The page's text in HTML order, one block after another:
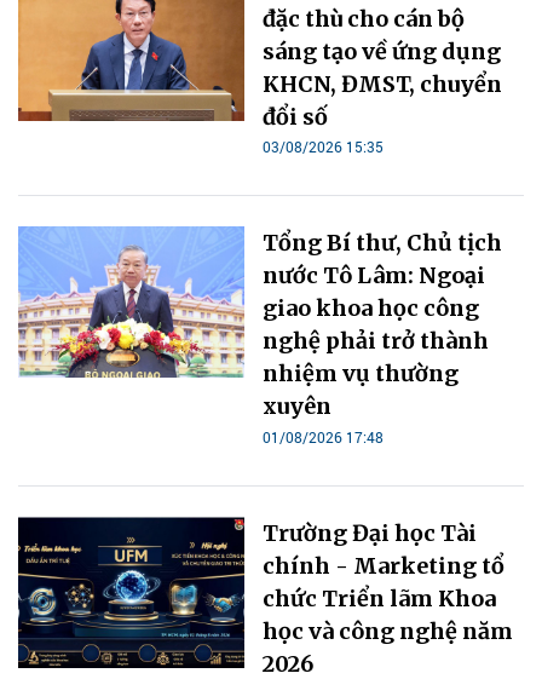
đặc thù cho cán bộ
sáng tạo về ứng dụng
KHCN, ĐMST, chuyển
đổi số
03/08/2026 15:35
Tổng Bí thư, Chủ tịch
nước Tô Lâm: Ngoại
giao khoa học công
nghệ phải trở thành
nhiệm vụ thường
xuyên
01/08/2026 17:48
Trường Đại học Tài
chính - Marketing tổ
chức Triển lãm Khoa
học và công nghệ năm
2026